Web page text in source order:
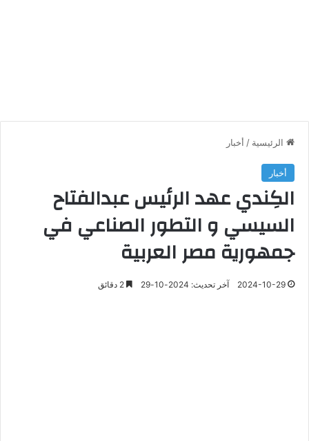
الرئيسية / أخبار
أخبار
الكِندي عهد الرئيس عبدالفتاح
السيسي و التطور الصناعي في
جمهورية مصر العربية
2024-10-29 آخر تحديث: 2024-10-29